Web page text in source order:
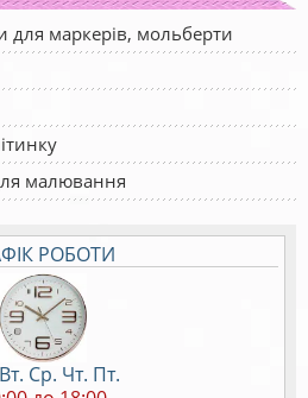
для маркерів, мольберти
малювання
РОБОТИ
Ср. Чт. Пт.